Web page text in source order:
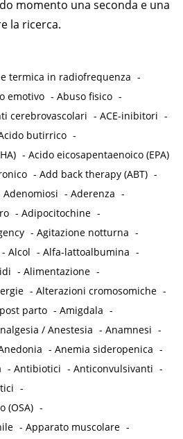
momento una seconda e una
la ricerca.
termica in radiofrequenza -
emotivo -Abuso fisico -
cerebrovascolari -ACE-inibitori -
butirrico -
-Acido eicosapentaenoico (EPA)
-Add back therapy (ABT) -
Adenomiosi -Aderenza -
-Adipocitochine -
-Agitazione notturna -
-Alcol -Alfa-lattoalbumina -
-Alimentazione -
-Alterazioni cromosomiche -
parto -Amigdala -
/ Anestesia -Anamnesi -
-Anemia sideropenica -
-Antibiotici -Anticonvulsivanti -
-
(OSA) -
-Apparato muscolare -